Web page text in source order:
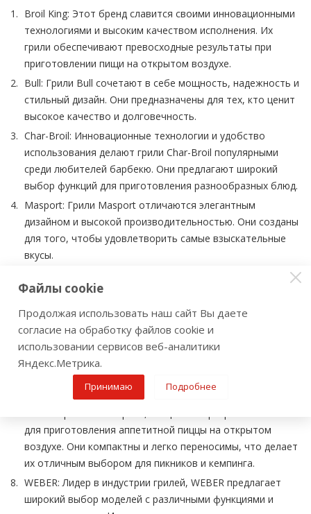
Broil King: Этот бренд славится своими инновационными
технологиями и высоким качеством исполнения. Их
грили обеспечивают превосходные результаты при
приготовлении пищи на открытом воздухе.
Bull: Грили Bull сочетают в себе мощность, надежность и
стильный дизайн. Они предназначены для тех, кто ценит
высокое качество и долговечность.
Char-Broil: Инновационные технологии и удобство
использования делают грили Char-Broil популярными
среди любителей барбекю. Они предлагают широкий
выбор функций для приготовления разнообразных блюд.
Masport: Грили Masport отличаются элегантным
дизайном и высокой производительностью. Они созданы
для того, чтобы удовлетворить самые взыскательные
вкусы.
надежностью. Грили Napoleon обеспечивают
равномерное приготовление пищи и сохранение ее
вкуса.
Oklahoma Joe's: Мощные и надежные грили, которые
отлично подходят для использования на природе или во
дворе. Они обеспечивают идеальные условия для
приготовления вкусной еды.
для приготовления аппетитной пиццы на открытом
воздухе. Они компактны и легко переносимы, что делает
их отличным выбором для пикников и кемпинга.
WEBER: Лидер в индустрии грилей, WEBER предлагает
широкий выбор моделей с различными функциями и
Файлы cookie
Продолжая использовать наш сайт Вы даете
согласие на обработку файлов cookie и
использовании сервисов веб-аналитики
Яндекс.Метрика.
Принимаю Подробнее